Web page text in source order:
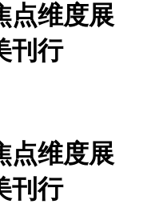
点维度展
刊行
点维度展
刊行